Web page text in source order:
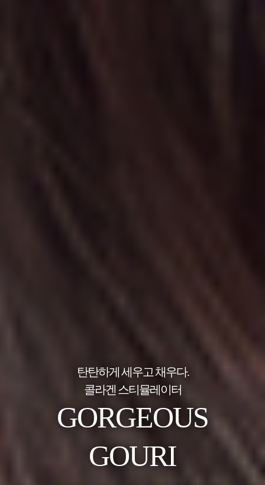
탄탄하게 세우고 채우다.
콜라겐 스티뮬레이터
GORGEOUS
GOURI